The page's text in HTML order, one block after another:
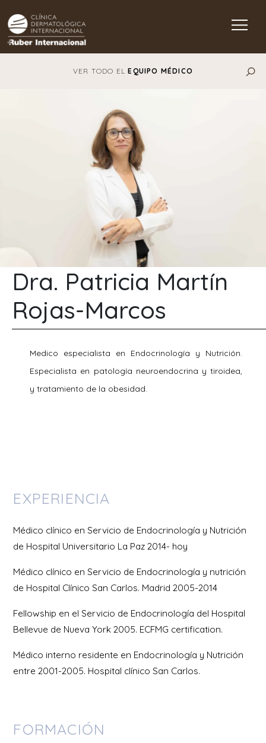
Main Navigation
VER TODO ELEQUIPO MÉDICO
Dra. Patricia Martín
Rojas-Marcos
Medico especialista en Endocrinología y Nutrición.
Especialista en patología neuroendocrina y tiroidea,
y tratamiento de la obesidad.
EXPERIENCIA
Médico clínico en Servicio de Endocrinología y Nutrición
de Hospital Universitario La Paz 2014- hoy
Médico clínico en Servicio de Endocrinología y nutrición
de Hospital Clínico San Carlos. Madrid 2005-2014
Fellowship en el Servicio de Endocrinología del Hospital
Bellevue de Nueva York 2005. ECFMG certification.
Médico interno residente en Endocrinología y Nutrición
entre 2001-2005. Hospital clínico San Carlos.
FORMACIÓN